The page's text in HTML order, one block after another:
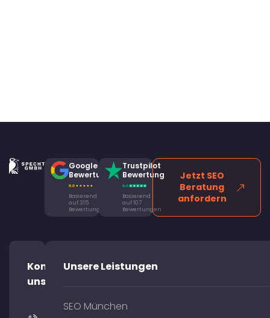
Google
Bewertung
Basierend
auf 315
Bewertungen
Trustpilot
Bewertung
Basierend
auf 107
Bewertungen
Jetzt SEO
Beratung
anfordern
Kontaktiere
uns!
Unsere Leistungen
SEO München